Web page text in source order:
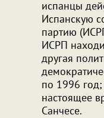
испанцы
Испанскую
партию
ИСРП
другая
по 1996
настоящее
Санчесе.